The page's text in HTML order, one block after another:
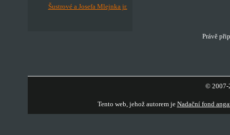
Šustrové a Josefa Mlejnka jr.
Právě
© 2007-
Tento web, jehož autorem je Nadační fond